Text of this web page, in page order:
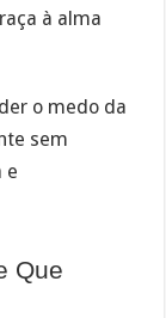
à alma
o medo da
sem
e
Que